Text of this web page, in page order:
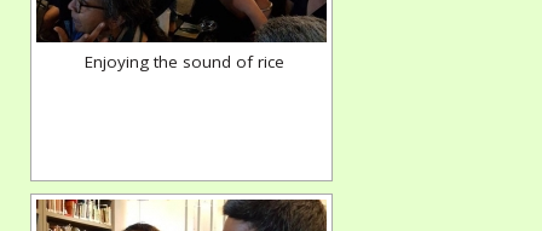
Enjoying the sound of rice